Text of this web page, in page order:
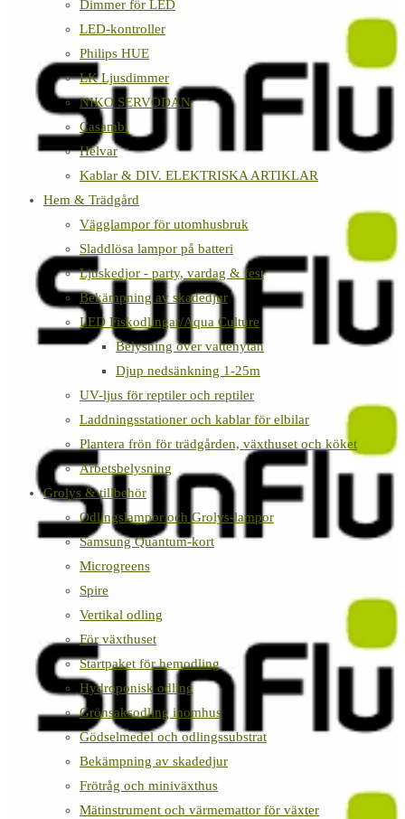
Dimmer för LED
LED-kontroller
Philips HUE
LK Ljusdimmer
NIKO SERVODAN
Casambi
Helvar
Kablar & DIV. ELEKTRISKA ARTIKLAR
Hem & Trädgård
Vägglampor för utomhusbruk
Sladdlösa lampor på batteri
Ljuskedjor - party, vardag & fest
Bekämpning av skadedjur
LED Fiskodlingar/Aqua Culture
Belysning över vattenytan
Djup nedsänkning 1-25m
UV-ljus för reptiler och reptiler
Laddningsstationer och kablar för elbilar
Plantera frön för trädgården, växthuset och köket
Arbetsbelysning
Grolys & tillbehör
Odlingslampor och Grolys-lampor
Samsung Quantum-kort
Microgreens
Spire
Vertikal odling
För växthuset
Startpaket för hemodling
Hydroponisk odling
Grönsaksodling inomhus
Gödselmedel och odlingssubstrat
Bekämpning av skadedjur
Frötråg och miniväxthus
Mätinstrument och värmemattor för växter